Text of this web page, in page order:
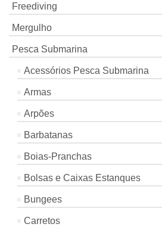
Freediving
Mergulho
Pesca Submarina
Acessórios Pesca Submarina
Armas
Arpões
Barbatanas
Boias-Pranchas
Bolsas e Caixas Estanques
Bungees
Carretos